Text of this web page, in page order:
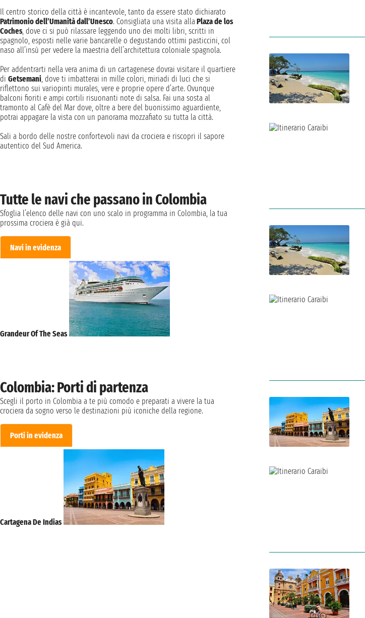
Il centro storico della città è incantevole, tanto da essere stato dichiarato
Patrimonio dell’Umanità dall’Unesco. Consigliata una visita alla Plaza de los
Coches, dove ci si può rilassare leggendo uno dei molti libri, scritti in
spagnolo, esposti nelle varie bancarelle o degustando ottimi pasticcini, col
naso all’insù per vedere la maestria dell’architettura coloniale spagnola.
Per addentrarti nella vera anima di un cartagenese dovrai visitare il quartiere
di Getsemani , dove ti imbatterai in mille colori, miriadi di luci che si
riflettono sui variopinti murales, vere e proprie opere d’arte. Ovunque
balconi fioriti e ampi cortili risuonanti note di salsa. Fai una sosta al
tramonto al Cafè del Mar dove, oltre a bere del buonissimo aguardiente,
potrai appagare la vista con un panorama mozzafiato su tutta la città.
Sali a bordo delle nostre confortevoli navi da crociera e riscopri il sapore
autentico del Sud America.
Tutte le navi che passano in Colombia
Sfoglia l’elenco delle navi con uno scalo in programma in Colombia, la tua
prossima crociera è già qui.
Navi in evidenza
Grandeur Of The Seas
Colombia: Porti di partenza
Scegli il porto in Colombia a te più comodo e preparati a vivere la tua
crociera da sogno verso le destinazioni più iconiche della regione.
Porti in evidenza
Cartagena De Indias